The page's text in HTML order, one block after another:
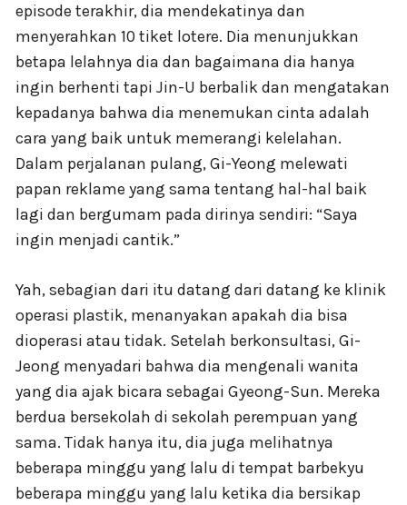
episode terakhir, dia mendekatinya dan
menyerahkan 10 tiket lotere. Dia menunjukkan
betapa lelahnya dia dan bagaimana dia hanya
ingin berhenti tapi Jin-U berbalik dan mengatakan
kepadanya bahwa dia menemukan cinta adalah
cara yang baik untuk memerangi kelelahan.
Dalam perjalanan pulang, Gi-Yeong melewati
papan reklame yang sama tentang hal-hal baik
lagi dan bergumam pada dirinya sendiri: “Saya
ingin menjadi cantik.”
Yah, sebagian dari itu datang dari datang ke klinik
operasi plastik, menanyakan apakah dia bisa
dioperasi atau tidak. Setelah berkonsultasi, Gi-
Jeong menyadari bahwa dia mengenali wanita
yang dia ajak bicara sebagai Gyeong-Sun. Mereka
berdua bersekolah di sekolah perempuan yang
sama. Tidak hanya itu, dia juga melihatnya
beberapa minggu yang lalu di tempat barbekyu
beberapa minggu yang lalu ketika dia bersikap